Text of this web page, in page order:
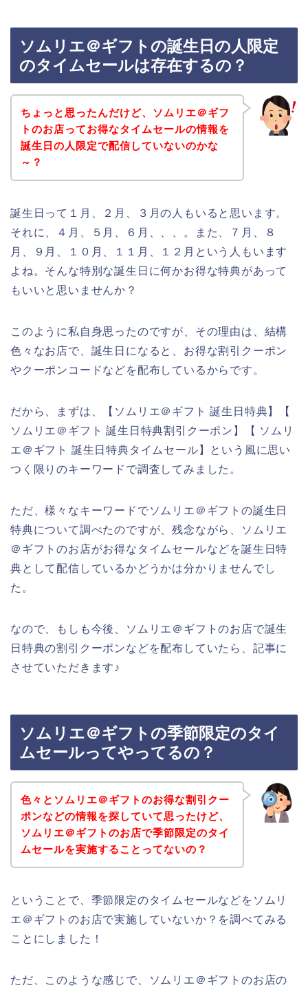
ソムリエ＠ギフトの誕生日の人限定
のタイムセールは存在するの？
ちょっと思ったんだけど、ソムリエ＠ギフ
トのお店ってお得なタイムセールの情報を
誕生日の人限定で配信していないのかな
～？
誕生日って１月、２月、３月の人もいると思います。
それに、４月、５月、６月、、、。また、７月、８
月、９月、１０月、１１月、１２月という人もいます
よね。そんな特別な誕生日に何かお得な特典があって
もいいと思いませんか？
このように私自身思ったのですが、その理由は、結構
色々なお店で、誕生日になると、お得な割引クーポン
やクーポンコードなどを配布しているからです。
だから、まずは、【ソムリエ＠ギフト 誕生日特典】【
ソムリエ＠ギフト 誕生日特典割引クーポン】【 ソムリ
エ＠ギフト 誕生日特典タイムセール】という風に思い
つく限りのキーワードで調査してみました。
ただ、様々なキーワードでソムリエ＠ギフトの誕生日
特典について調べたのですが、残念ながら、ソムリエ
＠ギフトのお店がお得なタイムセールなどを誕生日特
典として配信しているかどうかは分かりませんでし
た。
なので、もしも今後、ソムリエ＠ギフトのお店で誕生
日特典の割引クーポンなどを配布していたら、記事に
させていただきます♪
ソムリエ＠ギフトの季節限定のタイ
ムセールってやってるの？
色々とソムリエ＠ギフトのお得な割引クー
ポンなどの情報を探していて思ったけど、
ソムリエ＠ギフトのお店で季節限定のタイ
ムセールを実施することってないの？
ということで、季節限定のタイムセールなどをソムリ
エ＠ギフトのお店で実施していないか？を調べてみる
ことにしました！
ただ、このような感じで、ソムリエ＠ギフトのお店の